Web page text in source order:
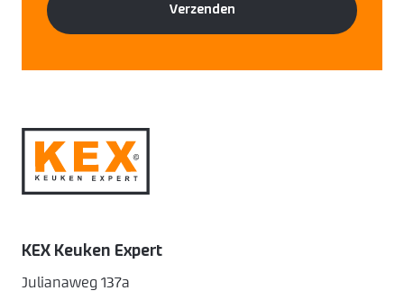
KEX Keuken Expert
Julianaweg 137a